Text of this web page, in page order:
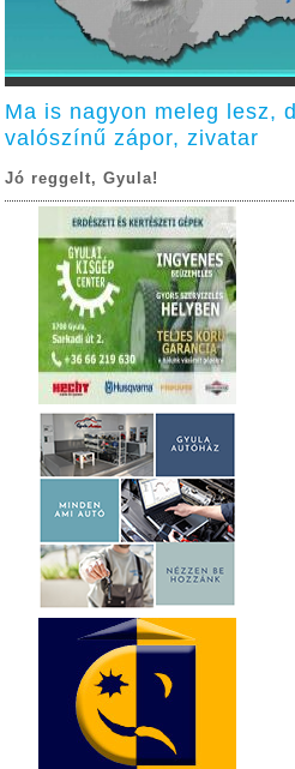
Ma is nagyon meleg lesz,
valószínű zápor, zivatar
Jó reggelt, Gyula!